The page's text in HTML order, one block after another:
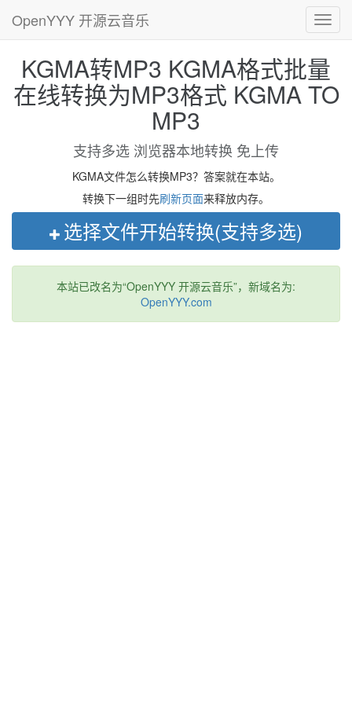
OpenYYY 开源云音乐
KGMA转MP3 KGMA格式批量
在线转换为MP3格式 KGMA TO
MP3
支持多选 浏览器本地转换 免上传
KGMA文件怎么转换MP3？答案就在本站。
转换下一组时先刷新页面来释放内存。
选择文件开始转换(支持多选)
本站已改名为“OpenYYY 开源云音乐”，新域名为:
OpenYYY.com